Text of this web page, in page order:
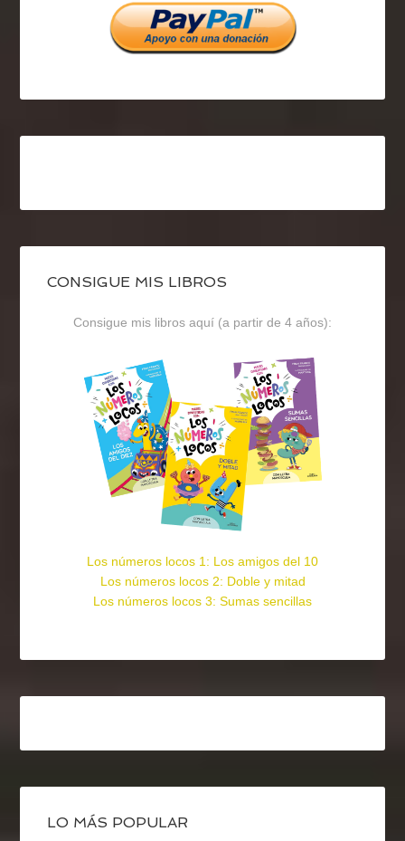
CONSIGUE MIS LIBROS
Consigue mis libros aquí (a partir de 4 años):
Los números locos 1: Los amigos del 10
Los números locos 2: Doble y mitad
Los números locos 3: Sumas sencillas
LO MÁS POPULAR